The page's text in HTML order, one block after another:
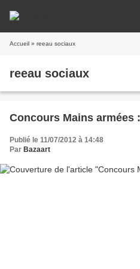
Accueil » reeau sociaux
reeau sociaux
Concours Mains armées
Publié le 11/07/2012 à 14:48
Par Bazaart